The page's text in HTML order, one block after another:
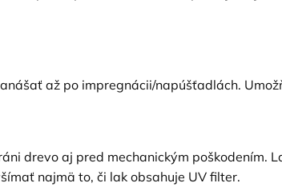
až po impregnácii/napúšťadlách.
drevo aj pred mechanickým poškodením.
najmä to, či lak obsahuje UV filter.